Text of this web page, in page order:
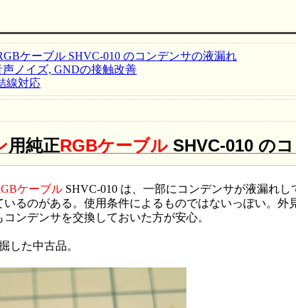
ケーブル SHVC-010 のコンデンサの液漏れ
ノイズ, GNDの接触改善
線対応
用純正RGBケーブル SHVC-010 の
ケーブル SHVC-010 は、一部にコンデンサが液漏れ
るのがある。使用条件によるものではないっぽい。外
ンデンサを交換しておいた方が安心。
した中古品。